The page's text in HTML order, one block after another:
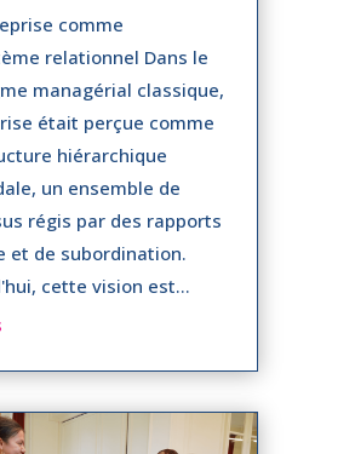
comme
relationnel Dans le
managérial classique,
était perçue comme
hiérarchique
un ensemble de
régis par des rapports
et de subordination.
cette vision est...